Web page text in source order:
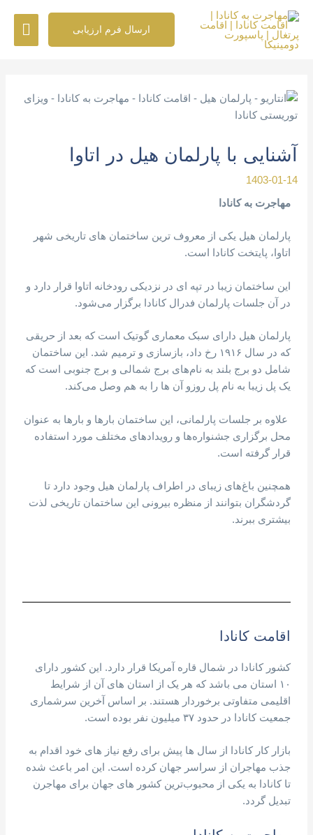
محتوا
ارسال فرم ارزیابی
آشنایی با پارلمان هیل در اتاوا
1403-01-14
مهاجرت به کانادا
پارلمان هیل یکی از معروف ترین ساختمان های تاریخی شهر
اتاوا، پایتخت کانادا است.
این ساختمان زیبا در تپه ای در نزدیکی رودخانه اتاوا قرار دارد و
در آن جلسات پارلمان فدرال کانادا برگزار می‌شود.
پارلمان هیل دارای سبک معماری گوتیک است که بعد از حریقی
که در سال ۱۹۱۶ رخ داد، بازسازی و ترمیم شد. این ساختمان
شامل دو برج بلند به نام‌های برج شمالی و برج جنوبی است که
یک پل زیبا به نام پل روزو آن ها را به هم وصل می‌کند.
علاوه بر جلسات پارلمانی، این ساختمان بارها و بارها به عنوان
محل برگزاری جشنواره‌ها و رویدادهای مختلف مورد استفاده
قرار گرفته است.
همچنین باغ‌های زیبای در اطراف پارلمان هیل وجود دارد تا
گردشگران بتوانند از منظره بیرونی این ساختمان تاریخی لذت
بیشتری ببرند.
اقامت کانادا
کشور کانادا در شمال قاره آمریکا قرار دارد. این کشور دارای
۱۰ استان می باشد که هر یک از استان های آن از شرایط
اقلیمی متفاوتی برخوردار هستند. بر اساس آخرین سرشماری
جمعیت کانادا در حدود ۳۷ میلیون نفر بوده است.
بازار کار کانادا از سال ها پیش برای رفع نیاز های خود اقدام به
جذب مهاجران از سراسر جهان کرده است. این امر باعث شده
تا کانادا به یکی از محبوب‌ترین کشور های جهان برای مهاجرن
تبدیل گردد.